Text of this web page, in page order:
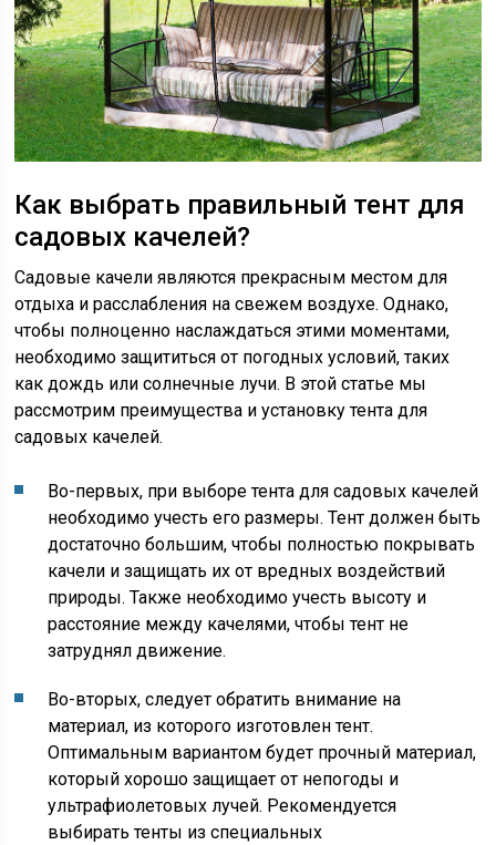
Как выбрать правильный тент для
садовых качелей?
Садовые качели являются прекрасным местом для
отдыха и расслабления на свежем воздухе. Однако,
чтобы полноценно наслаждаться этими моментами,
необходимо защититься от погодных условий, таких
как дождь или солнечные лучи. В этой статье мы
рассмотрим преимущества и установку тента для
садовых качелей.
Во-первых, при выборе тента для садовых качелей
необходимо учесть его размеры. Тент должен быть
достаточно большим, чтобы полностью покрывать
качели и защищать их от вредных воздействий
природы. Также необходимо учесть высоту и
расстояние между качелями, чтобы тент не
затруднял движение.
Во-вторых, следует обратить внимание на
материал, из которого изготовлен тент.
Оптимальным вариантом будет прочный материал,
который хорошо защищает от непогоды и
ультрафиолетовых лучей. Рекомендуется
выбирать тенты из специальных